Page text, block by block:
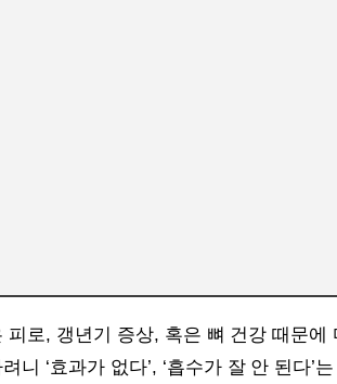
로, 갱년기 증상, 혹은 뼈 건강 때문에
‘효과가 없다’, ‘흡수가 잘 안 된다’